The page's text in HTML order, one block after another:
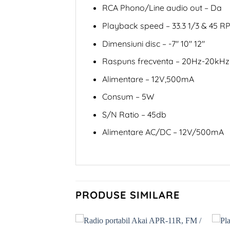
RCA Phono/Line audio out – Da
Playback speed – 33.3 1/3 & 45
Dimensiuni disc – -7″ 10″ 12″
Raspuns frecventa – 20Hz-20kHz
Alimentare – 12V,500mA
Consum – 5W
S/N Ratio – 45db
Alimentare AC/DC – 12V/500mA
PRODUSE SIMILARE